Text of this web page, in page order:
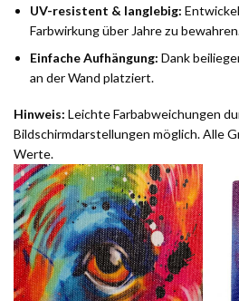
UV-resistent & langlebig:
Farbwirkung über Jahre zu
Einfache Aufhängung: Dank
an der Wand platziert.
Hinweis: Leichte Farbabweichungen
Bildschirmdarstellungen möglich. Alle
Werte.